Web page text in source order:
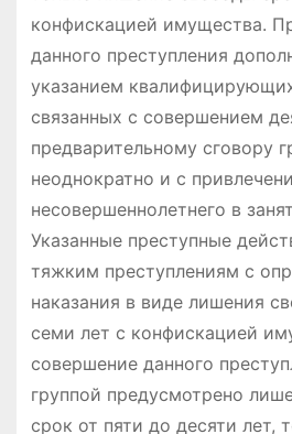
конфискацией имущества.
данного преступления
указанием
связанных с совершением
предварительному сговору
неоднократно и с
несовершеннолетнего в
Указанные преступные
тяжким преступлениям с
наказания в виде лишения
семи лет с конфискацией
совершение данного
группой предусмотрено
срок от пяти до десяти лет,